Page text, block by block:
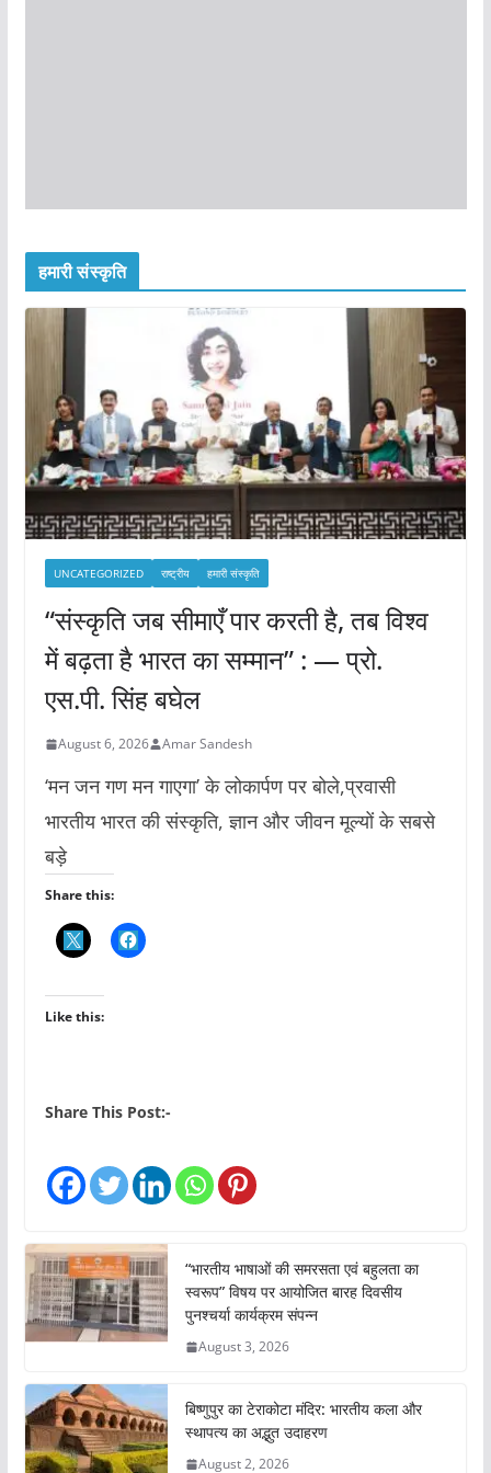
हमारी संस्कृति
UNCATEGORIZED राष्ट्रीय हमारी संस्कृति
“संस्कृति जब सीमाएँ पार करती है, तब विश्व
में बढ़ता है भारत का सम्मान” : — प्रो.
एस.पी. सिंह बघेल
August 6, 2026 Amar Sandesh
‘मन जन गण मन गाएगा’ के लोकार्पण पर बोले,प्रवासी
भारतीय भारत की संस्कृति, ज्ञान और जीवन मूल्यों के सबसे
बड़े
Share this:
Like this:
Share This Post:-
“भारतीय भाषाओं की समरसता एवं बहुलता का
स्वरूप” विषय पर आयोजित बारह दिवसीय
पुनश्चर्या कार्यक्रम संपन्न
August 3, 2026
बिष्णुपुर का टेराकोटा मंदिर: भारतीय कला और
स्थापत्य का अद्भुत उदाहरण
August 2, 2026